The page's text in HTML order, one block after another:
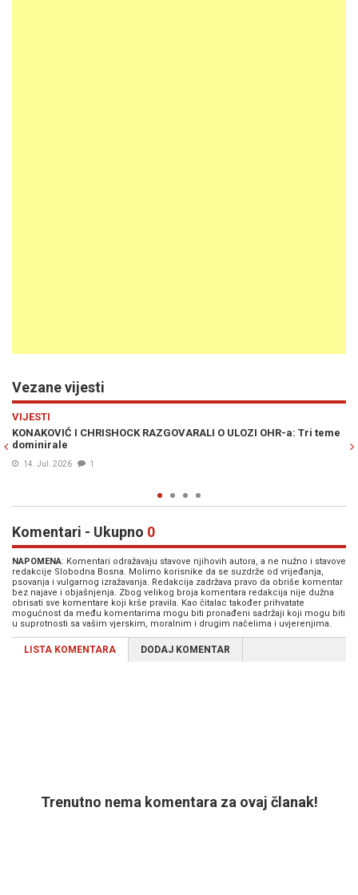
Vezane vijesti
O ULOZI OHR-a: Tri teme ŽESTOKA PROZIVKA BIVŠE MINISTRICE:
pasoše i zašto Konaković većinu krije 'k'o
Komentari - Ukupno 0
NAPOMENA: Komentari odražavaju stavove njihovih autora, a ne nužno i stavove
redakcije Slobodna Bosna. Molimo korisnike da se suzdrže od vrijeđanja,
psovanja i vulgarnog izražavanja. Redakcija zadržava pravo da obriše komentar
bez najave i objašnjenja. Zbog velikog broja komentara redakcija nije dužna
obrisati sve komentare koji krše pravila. Kao čitalac također prihvatate
mogućnost da među komentarima mogu biti pronađeni sadržaji koji mogu biti
u suprotnosti sa vašim vjerskim, moralnim i drugim načelima i uvjerenjima.
LISTA KOMENTARA DODAJ KOMENTAR
Trenutno nema komentara za ovaj članak!